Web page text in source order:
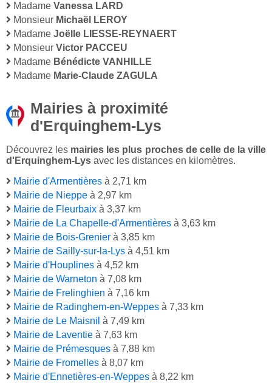
Madame Vanessa LARD
Monsieur Michaël LEROY
Madame Joëlle LIESSE-REYNAERT
Monsieur Victor PACCEU
Madame Bénédicte VANHILLE
Madame Marie-Claude ZAGULA
Mairies à proximité
d'Erquinghem-Lys
Découvrez les mairies les plus proches de celle de la ville
d'Erquinghem-Lys avec les distances en kilomètres.
Mairie d'Armentières à 2,71 km
Mairie de Nieppe à 2,97 km
Mairie de Fleurbaix à 3,37 km
Mairie de La Chapelle-d'Armentières à 3,63 km
Mairie de Bois-Grenier à 3,85 km
Mairie de Sailly-sur-la-Lys à 4,51 km
Mairie d'Houplines à 4,52 km
Mairie de Warneton à 7,08 km
Mairie de Frelinghien à 7,16 km
Mairie de Radinghem-en-Weppes à 7,33 km
Mairie de Le Maisnil à 7,49 km
Mairie de Laventie à 7,63 km
Mairie de Prémesques à 7,88 km
Mairie de Fromelles à 8,07 km
Mairie d'Ennetières-en-Weppes à 8,22 km